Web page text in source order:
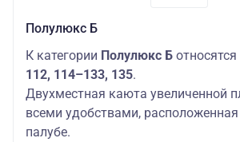
Полулюкс Б
К категории Полулюкс Б
112, 114–133, 135.
Двухместная каюта увеличенной
всеми удобствами,
палубе.